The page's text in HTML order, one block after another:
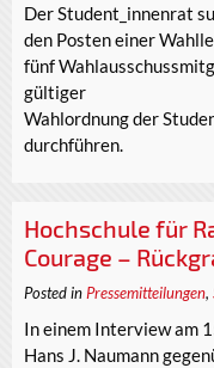
Der Student_innenrat
den Posten einer
fünf
gültiger
Wahlordnung der
durchführen.
Hochschule für
Courage –
Posted in Pressemitteilungen,
In einem Interview am
Hans J. Naumann